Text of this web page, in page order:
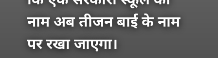
नाम अब तीजन बाई के नाम
पर रखा जाएगा।